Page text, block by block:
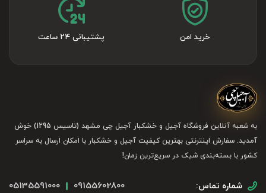
خرید امن پشتیبانی ۲۴ ساعت
به شعبه آنلاین فروشگاه آجیل و خشکبار آجیل چی مشهد (تاسیس 1295) خوش
آمدید. سفارش اینترنتی بهترین کیفیت آجیل و خشکبار با امکان ارسال به سراسر
کشور با بسته‌بندی شیک در سریع‌ترین زمان!
شماره تماس: 09155602800
05135591000